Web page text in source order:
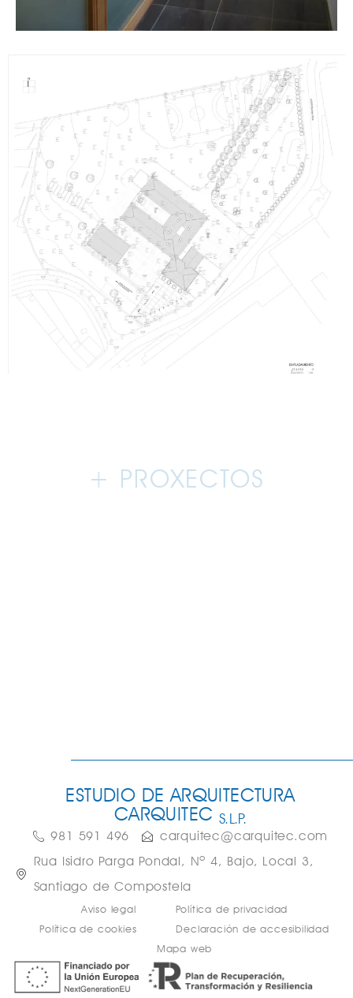
+ PROXECTOS
ESTUDIO DE ARQUITECTURA
CARQUITEC S.L.P.
981 591 496
carquitec@carquitec.com
Rua Isidro Parga Pondal, Nº 4, Bajo, Local 3,
Santiago de Compostela
Aviso legal
Política de privacidad
Política de cookies
Declaración de accesibilidad
Mapa web